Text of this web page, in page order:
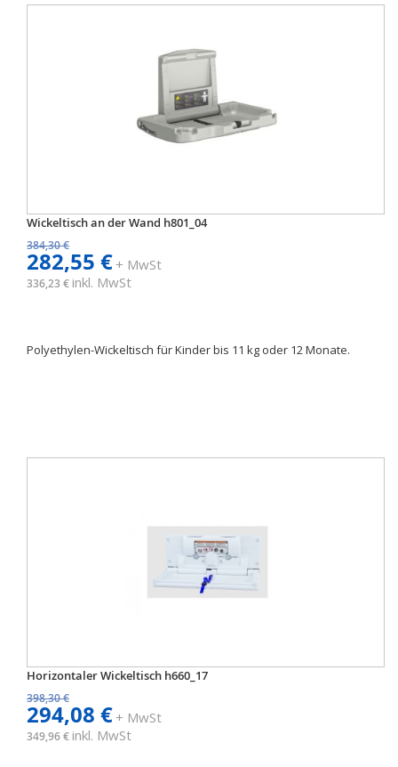
Wickeltisch an der Wand h801_04
384,30 €
282,55 €+ MwSt
336,23 € inkl. MwSt
Polyethylen-Wickeltisch für Kinder bis 11 kg oder 12 Monate.
Horizontaler Wickeltisch h660_17
398,30 €
294,08 €+ MwSt
349,96 € inkl. MwSt